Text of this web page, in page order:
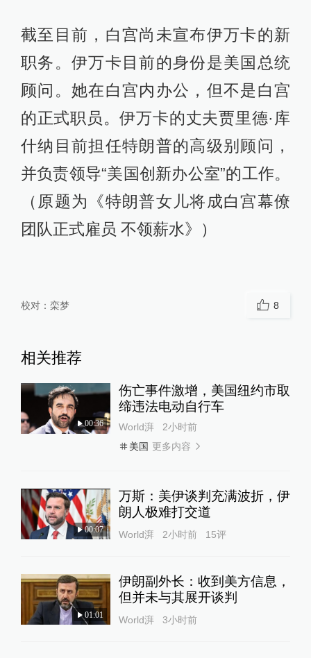
截至目前，白宫尚未宣布伊万卡的新
职务。伊万卡目前的身份是美国总统
顾问。她在白宫内办公，但不是白宫
的正式职员。伊万卡的丈夫贾里德·库
什纳目前担任特朗普的高级别顾问，
并负责领导“美国创新办公室”的工作。
（原题为《特朗普女儿将成白宫幕僚
团队正式雇员 不领薪水》）
校对： 栾梦 8
相关推荐
00:36
伤亡事件激增，美国纽约市取
缔违法电动自行车
World湃
2小时前
美国 更多内容
00:07
万斯：美伊谈判充满波折，伊
朗人极难打交道
World湃 2小时前 15评
01:01
伊朗副外长：收到美方信息，
但并未与其展开谈判
World湃 3小时前